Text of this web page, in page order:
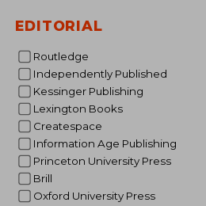
EDITORIAL
Routledge
Independently Published
Kessinger Publishing
Lexington Books
Createspace
Information Age Publishing
Princeton University Press
Brill
Oxford University Press